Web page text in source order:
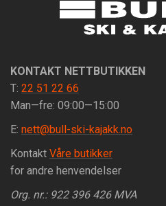
KONTAKT NETTBUTIKKEN
T: 22 51 22 66
Man—fre: 09:00—15:00
E: nett@bull-ski-kajakk.no
Kontakt Våre butikker
for andre henvendelser
Org. nr.: 922 396 426 MVA